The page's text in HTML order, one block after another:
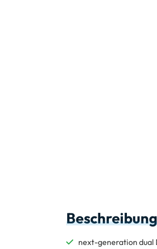
Beschreibung
next-generation dual